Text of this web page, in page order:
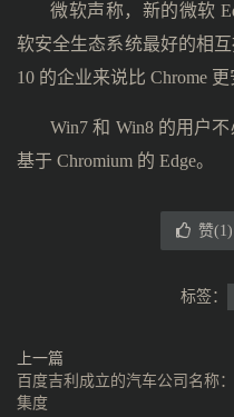
微软声称，新的微软
软安全生态系统最好的相
10 的企业来说比 Chrome 更
Win7 和 Win8 的用户
基于 Chromium 的 Edge。
赞(1)
标签：
上一篇
百度吉利成立的汽车公司名称：
集度